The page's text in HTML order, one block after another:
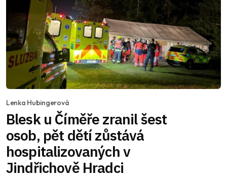
Lenka Hubingerová
Blesk u Číměře zranil šest
osob, pět dětí zůstává
hospitalizovaných v
Jindřichově Hradci